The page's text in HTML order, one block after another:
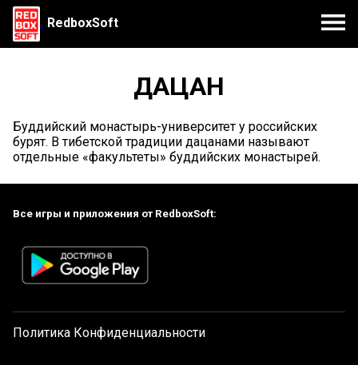
RedboxSoft
ДАЦАН
Буддийский монастырь-университет у российских
бурят. В тибетской традиции дацанами называют
отдельные «факультеты» буддийских монастырей.
Все игры и приложения от RedboxSoft:
Политика Конфиденциальности